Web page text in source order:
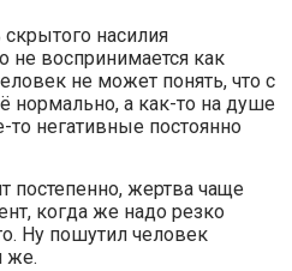
насилия
не воспринимается как
не может понять, что с
нормально, а как-то на душе
то негативные постоянно
постепенно, жертва чаще
когда же надо резко
Ну пошутил человек
же.